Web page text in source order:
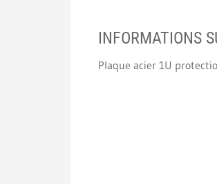
INFORMATIONS
Plaque acier 1U